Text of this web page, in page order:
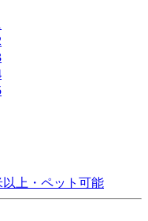
上・ペット可能